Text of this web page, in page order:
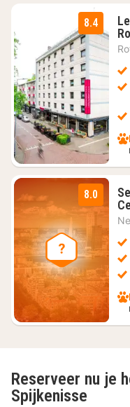
8.4
8.0
Reserveer nu je
Spijkenisse